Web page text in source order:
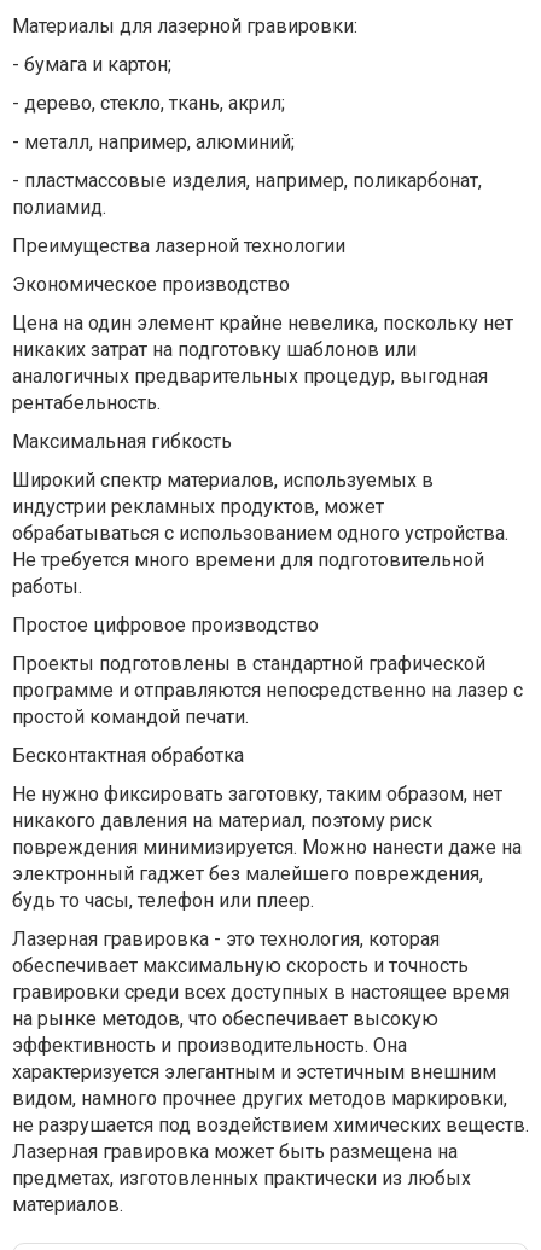
Материалы для лазерной гравировки:
- бумага и картон;
- дерево, стекло, ткань, акрил;
- металл, например, алюминий;
- пластмассовые изделия, например, поликарбонат,
полиамид.
Преимущества лазерной технологии
Экономическое производство
Цена на один элемент крайне невелика, поскольку нет
никаких затрат на подготовку шаблонов или
аналогичных предварительных процедур, выгодная
рентабельность.
Максимальная гибкость
Широкий спектр материалов, используемых в
индустрии рекламных продуктов, может
обрабатываться с использованием одного устройства.
Не требуется много времени для подготовительной
работы.
Простое цифровое производство
Проекты подготовлены в стандартной графической
программе и отправляются непосредственно на лазер с
простой командой печати.
Бесконтактная обработка
Не нужно фиксировать заготовку, таким образом, нет
никакого давления на материал, поэтому риск
повреждения минимизируется. Можно нанести даже на
электронный гаджет без малейшего повреждения,
будь то часы, телефон или плеер.
Лазерная гравировка - это технология, которая
обеспечивает максимальную скорость и точность
гравировки среди всех доступных в настоящее время
на рынке методов, что обеспечивает высокую
эффективность и производительность. Она
характеризуется элегантным и эстетичным внешним
видом, намного прочнее других методов маркировки,
не разрушается под воздействием химических веществ.
Лазерная гравировка может быть размещена на
предметах, изготовленных практически из любых
материалов.